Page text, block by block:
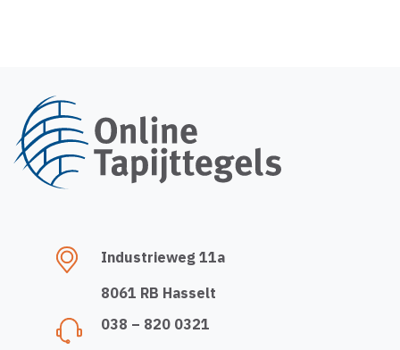
Industrieweg 11a
8061 RB Hasselt
038 – 820 0321